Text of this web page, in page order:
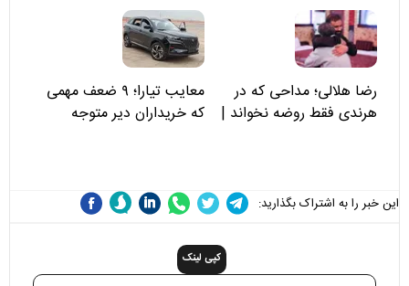
توجه کنید
رضا هلالی؛ مداحی که در
هرندی فقط روضه نخواند |
معایب تیارا؛ ۹ ضعف مهمی
که خریداران دیر متوجه
این خبر را به اشتراک بگذارید:
کپی لینک